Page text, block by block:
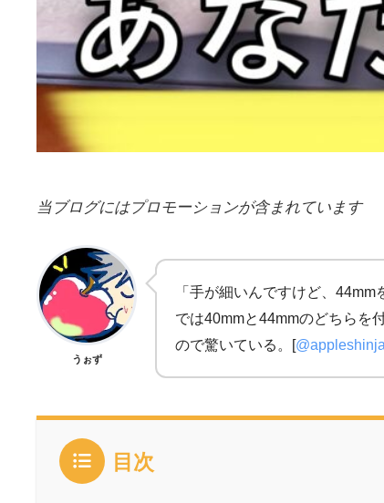
当ブログにはプロモーションが含まれています
うぉず
「手が細いんですけど、
では40mmと44mmのどちらを
ので驚いている。[
目次